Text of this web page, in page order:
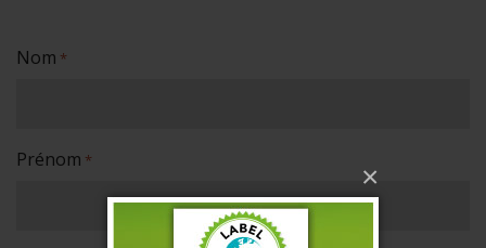
×
Nom *
Prénom *